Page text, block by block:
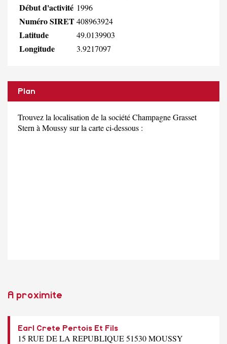
Début d'activité 1996
Numéro SIRET408963924
Latitude 49.0139903
Longitude 3.9217097
Plan
Trouvez la localisation de la société Champagne Grasset
Stern à Moussy sur la carte ci-dessous :
A proximite
Earl Crete Pertois Et Fils
15 RUE DE LA REPUBLIQUE 51530 MOUSSY